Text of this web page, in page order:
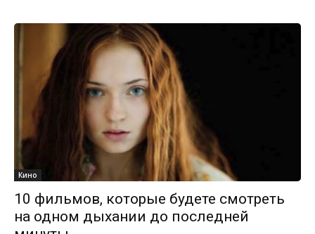
Кино
10 фильмов, которые будете смотреть
на одном дыхании до последней